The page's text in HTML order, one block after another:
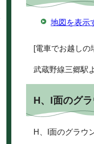
地図を表示
[電車でお越しの
武蔵野線三郷駅
H、I面のグ
H、I面のグラウ